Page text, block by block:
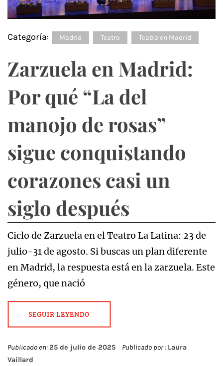
Categoría: Madrid Teatro Teatro en Madrid
Zarzuela en Madrid:
Por qué “La del
manojo de rosas”
sigue conquistando
corazones casi un
siglo después
Ciclo de Zarzuela en el Teatro La Latina: 23 de
julio-31 de agosto. Si buscas un plan diferente
en Madrid, la respuesta está en la zarzuela. Este
género, que nació
SEGUIR LEYENDO
Publicado en:25 de julio de 2025 Publicado por : Laura
Vaillard